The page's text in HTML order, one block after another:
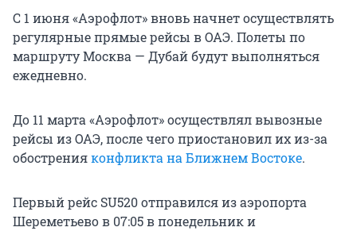
С 1 июня «Аэрофлот» вновь начнет осуществлять
регулярные прямые рейсы в ОАЭ. Полеты по
маршруту Москва — Дубай будут выполняться
ежедневно.
До 11 марта «Аэрофлот» осуществлял вывозные
рейсы из ОАЭ, после чего приостановил их из-за
обостренияконфликта на Ближнем Востоке.
Первый рейс SU520 отправился из аэропорта
Шереметьево в 07:05 в понедельник и